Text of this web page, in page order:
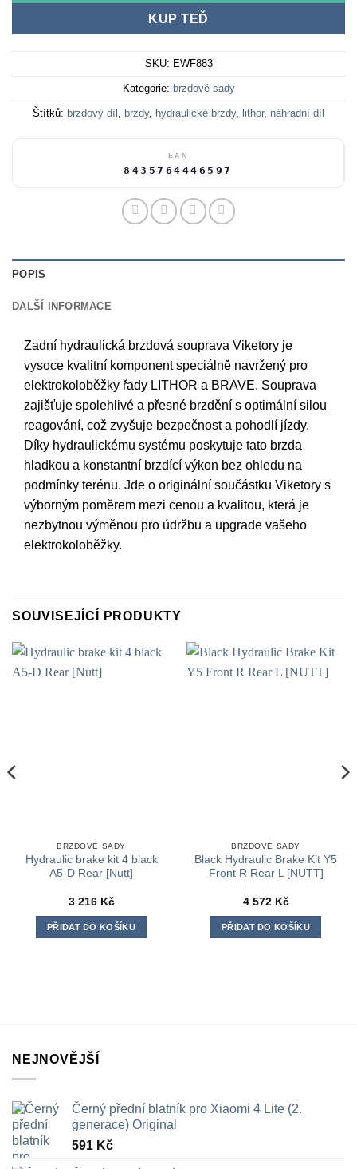
KUP TEĎ
SKU: EWF883
Kategorie: brzdové sady
Štítků: brzdový díl , brzdy, hydraulické brzdy, lithor, náhradní díl
EAN
8435764446597
POPIS
DALŠÍ INFORMACE
Zadní hydraulická brzdová souprava Viketory je
vysoce kvalitní komponent speciálně navržený pro
elektrokoloběžky řady LITHOR a BRAVE. Souprava
zajišťuje spolehlivé a přesné brzdění s optimální silou
reagování, což zvyšuje bezpečnost a pohodlí jízdy.
Díky hydraulickému systému poskytuje tato brzda
hladkou a konstantní brzdící výkon bez ohledu na
podmínky terénu. Jde o originální součástku Viketory s
výborným poměrem mezi cenou a kvalitou, která je
nezbytnou výměnou pro údržbu a upgrade vašeho
elektrokoloběžky.
SOUVISEJÍCÍ PRODUKTY
BRZDOVÉ SADY
Hydraulic brake kit 4 black
A5-D Rear [Nutt]
3 216 Kč
PŘIDAT DO KOŠÍKU
BRZDOVÉ SADY
Black Hydraulic Brake Kit Y5
Front R Rear L [NUTT]
4 572 Kč
PŘIDAT DO KOŠÍKU
NEJNOVĚJŠÍ
Černý přední blatník pro Xiaomi 4 Lite (2.
generace) Original
591 Kč